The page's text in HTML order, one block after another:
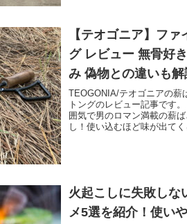
【テオゴニア】フ
グ レビュー 無骨好
み 偽物との違いも解
TEOGONIA/テオゴニアの薪
トングのレビュー記事です
囲気で男のロマン満載の薪
し！使い込むほど味が出て
火起こしに失敗しな
メ5選を紹介！使い